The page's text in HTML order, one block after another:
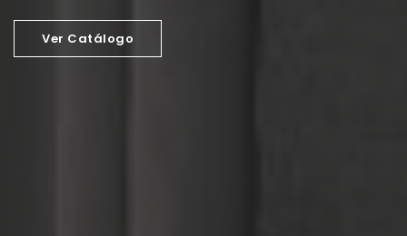
Ver Catálogo